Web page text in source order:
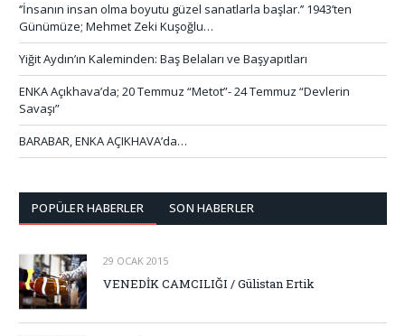
‘’İnsanın insan olma boyutu güzel sanatlarla başlar.’’ 1943’ten
Günümüze; Mehmet Zeki Kuşoğlu…
Yiğit Aydın’ın Kaleminden: Baş Belaları ve Başyapıtları
ENKA Açıkhava’da; 20 Temmuz “Metot”- 24 Temmuz “Devlerin
Savaşı”
BARABAR, ENKA AÇIKHAVA’da…
POPÜLER HABERLER SON HABERLER
29 OCAK 2015
VENEDİK CAMCILIĞI / Gülistan Ertik